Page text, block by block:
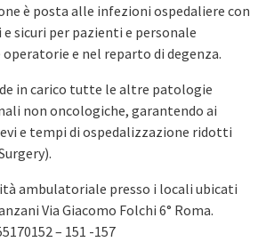
è posta alle infezioni ospedaliere con
sicuri per pazienti e personale
e nel reparto di degenza.
in carico tutte le altre patologie
non oncologiche, garantendo ai
e tempi di ospedalizzazione ridotti
ambulatoriale presso i locali ubicati
Via Giacomo Folchi 6° Roma.
– 151 -157